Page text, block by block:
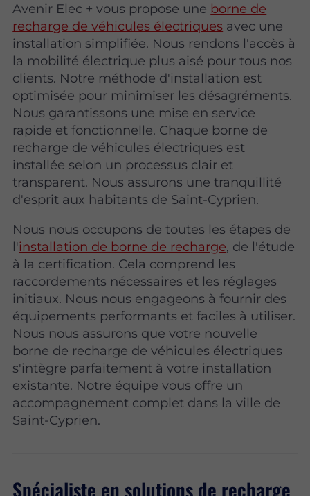
Avenir Elec + vous propose une borne de
recharge de véhicules électriques avec une
installation simplifiée. Nous rendons l'accès à
la mobilité électrique plus aisé pour tous nos
clients. Notre méthode d'installation est
optimisée pour minimiser les désagréments.
Nous garantissons une mise en service
rapide et fonctionnelle. Chaque borne de
recharge de véhicules électriques est
installée selon un processus clair et
transparent. Nous assurons une tranquillité
d'esprit aux habitants de Saint-Cyprien.
Nous nous occupons de toutes les étapes de
l'installation de borne de recharge, de l'étude
à la certification. Cela comprend les
raccordements nécessaires et les réglages
initiaux. Nous nous engageons à fournir des
équipements performants et faciles à utiliser.
Nous nous assurons que votre nouvelle
borne de recharge de véhicules électriques
s'intègre parfaitement à votre installation
existante. Notre équipe vous offre un
accompagnement complet dans la ville de
Saint-Cyprien.
Spécialiste en solutions de recharge